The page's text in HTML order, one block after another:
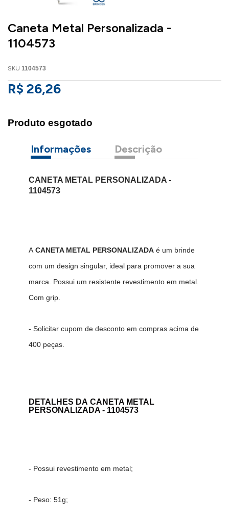
Caneta Metal Personalizada -
1104573
SKU 1104573
R$ 26,26
Produto esgotado
Informações Descrição
CANETA METAL PERSONALIZADA -
1104573
ACANETA METAL PERSONALIZADAé um brinde
com um design singular, ideal para promover a sua
marca. Possui um resistente revestimento em metal.
Com grip.
- Solicitar cupom de desconto em compras acima de
400 peças.
DETALHES DA CANETA METAL
PERSONALIZADA - 1104573
- Possui revestimento em metal;
- Peso: 51g;